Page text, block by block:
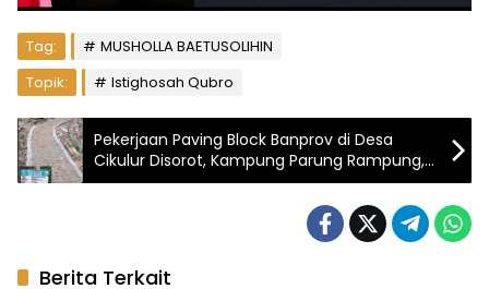
Tag:
MUSHOLLA BAETUSOLIHIN
Topik:
Istighosah Qubro
Pekerjaan Paving Block Banprov di Desa
Cikulur Disorot, Kampung Parung Rampung,
Parung Lebak Belum Terealisasi
Berita Terkait